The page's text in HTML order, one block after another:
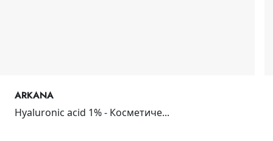
ARKANA
Hyaluronic acid 1% - Косметиче...